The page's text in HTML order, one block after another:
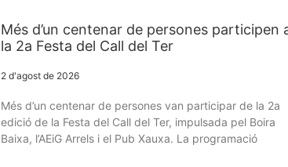
Més d’un centenar de persones participen
la 2a Festa del Call del Ter
2 d'agost de 2026
Més d’un centenar de persones van participar de la 2a
edició de la Festa del Call del Ter, impulsada pel Boira
Baixa, l’AEiG Arrels i el Pub Xauxa. La programació